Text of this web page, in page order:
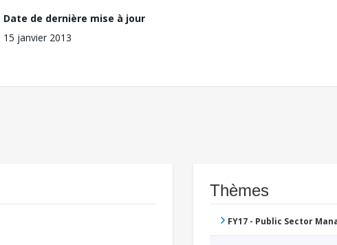
Date de dernière mise à jour
15 janvier 2013
Thèmes
FY17 - Public Sector